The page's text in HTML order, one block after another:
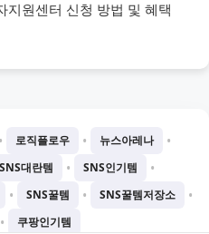
지원센터 신청 방법 및 혜택
• 로직플로우 • 뉴스아레나 •
SNS대란템 • SNS인기템 •
• SNS꿀템 • SNS꿀템저장소 •
• 쿠팡인기템